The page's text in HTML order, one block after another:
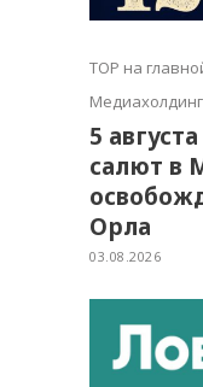
TOP на
5
салют в
Орла
03.08.2026